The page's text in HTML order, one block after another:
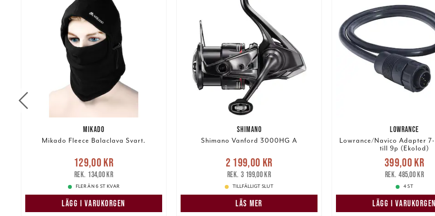
MIKADO
Mikado Fleece Balaclava Svart.
Nuvarande pris
Tidigare pris
129,00 kr
134,00 kr
FLER ÄN 6 ST KVAR
LÄGG I VARUKORGEN
SHIMANO
Shimano Vanford 3000HG A
Nuvarande pris
2 199,00 krTidigare pris
3 199,00 kr
2 199,00 kr
3 199,00 kr
TILLFÄLLIGT SLUT
LÄS MER
LOWRANCE
Lowrance/Navico Adapter
till 9p (Ekolod)
Nuvarande pris
Tidigare pris
399,00 kr
485,00 kr
4 ST
LÄGG I VARUKORGEN